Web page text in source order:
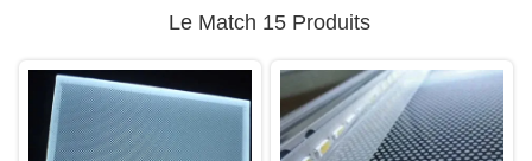
Le Match 15 Produits